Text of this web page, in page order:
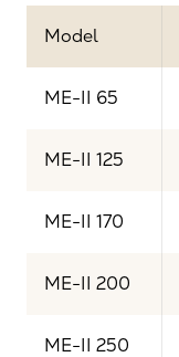
Model
ME-II 65
ME-II 125
ME-II 170
ME-II 200
ME-II 250